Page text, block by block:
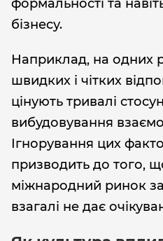
формальності та
бізнесу.
Наприклад, на одних
швидких і чітких
цінують тривалі
вибудовування
Ігнорування цих
призводить до того,
міжнародний ринок
взагалі не дає